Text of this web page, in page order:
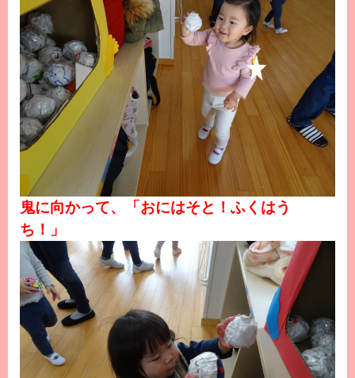
鬼に向かって、「おにはそと！ふくはう
ち！」